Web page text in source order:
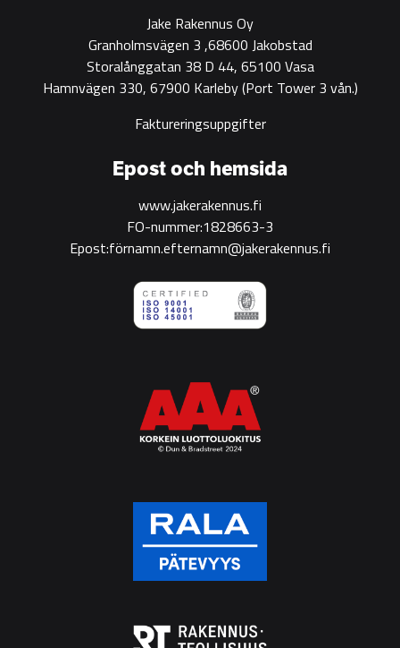
Jake Rakennus Oy
Granholmsvägen 3 ,68600 Jakobstad
Storalånggatan 38 D 44, 65100 Vasa
Hamnvägen 330, 67900 Karleby(Port Tower 3 vån.)
Faktureringsuppgifter
Epost och hemsida
www.jakerakennus.fi
FO-nummer:1828663-3
Epost:förnamn.efternamn@jakerakennus.fi